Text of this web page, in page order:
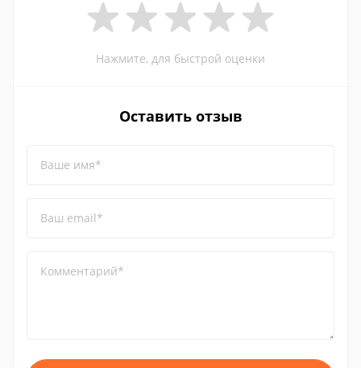
Нажмите, для быстрой оценки
Оставить отзыв
Ваше имя*
Ваш email*
Комментарий*